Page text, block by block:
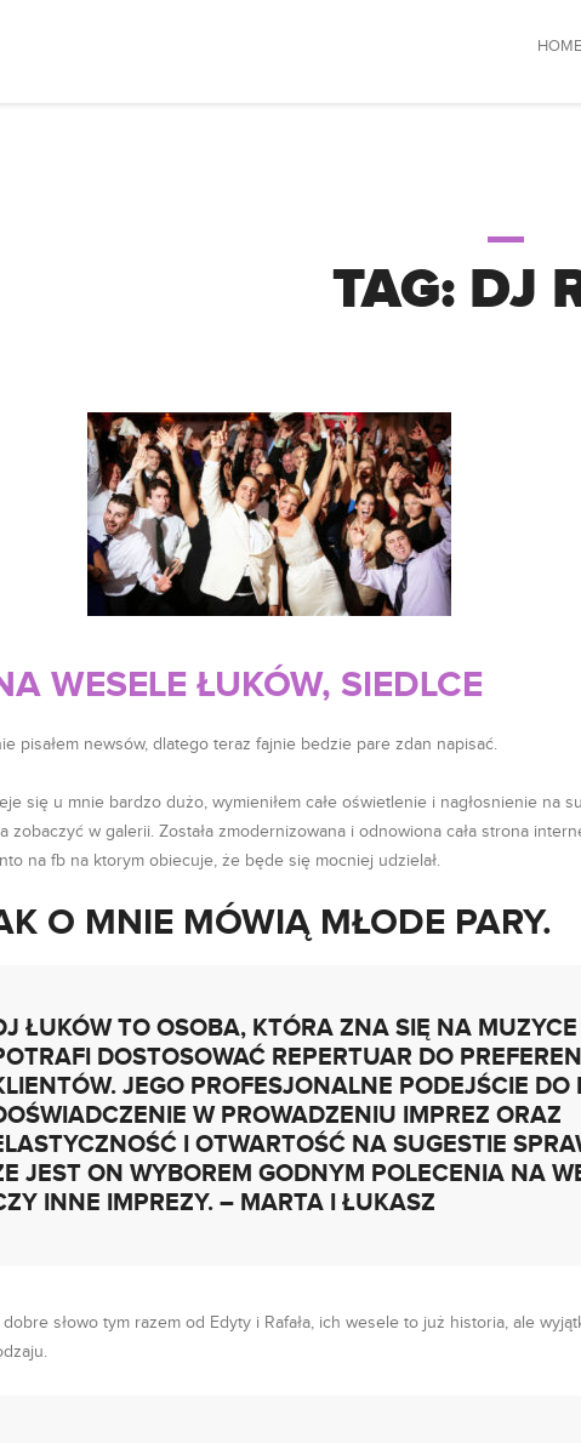
HOME
TAG: DJ
WESELE ŁUKÓW, SIEDLCE
pisałem newsów, dlatego teraz fajnie bedzie pare zdan napisać.
się u mnie bardzo dużo, wymieniłem całe oświetlenie i nagłosnienie na
zobaczyć w galerii. Została zmodernizowana i odnowiona cała strona
na fb na ktorym obiecuje, że będe się mocniej udzielał.
O MNIE MÓWIĄ MŁODE PARY.
ŁUKÓW TO OSOBA, KTÓRA ZNA SIĘ NA
DOSTOSOWAĆ REPERTUAR DO
JEGO PROFESJONALNE PODEJŚCIE DO
W PROWADZENIU IMPREZ ORAZ
I OTWARTOŚĆ NA SUGESTIE
JEST ON WYBOREM GODNYM POLECENIA NA
INNE IMPREZY. – MARTA I ŁUKASZ
dobre słowo tym razem od Edyty i Rafała, ich wesele to już historia, ale